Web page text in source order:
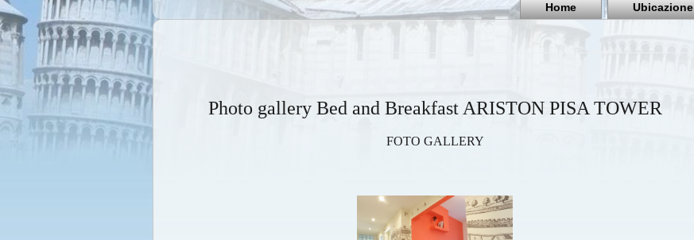
Home Ubicazione
Photo gallery Bed and Breakfast ARISTON PISA TOWER
FOTO GALLERY